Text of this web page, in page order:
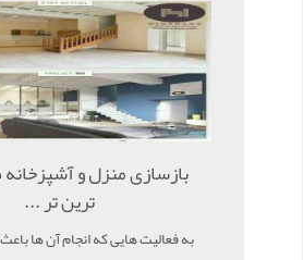
بازسازی منزل و
ترین تر ...
به فعالیت هایی که انجام آن ها